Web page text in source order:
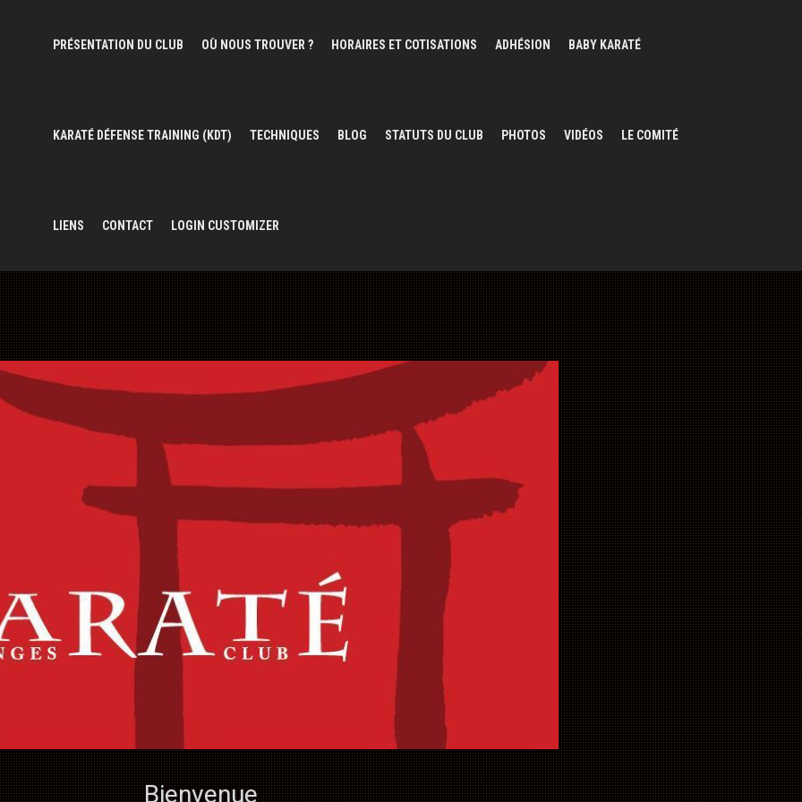
PRÉSENTATION DU CLUB OÙ NOUS TROUVER ? HORAIRES ET COTISATIONS ADHÉSION BABY KARATÉ
KARATÉ DÉFENSE TRAINING (KDT) TECHNIQUES BLOG STATUTS DU CLUB PHOTOS VIDÉOS LE COMITÉ
LIENS CONTACT LOGIN CUSTOMIZER
Bienvenue